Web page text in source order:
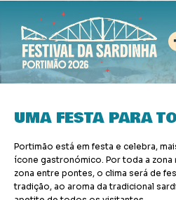
UMA FESTA PARA
Portimão está em festa e celebra,
ícone gastronómico. Por toda a zona
zona entre pontes, o clima será de
tradição, ao aroma da tradicional